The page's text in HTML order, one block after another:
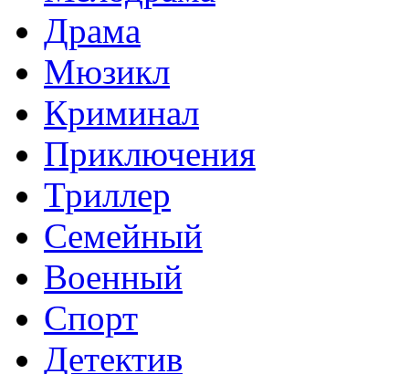
Драма
Мюзикл
Криминал
Приключения
Триллер
Семейный
Военный
Спорт
Детектив